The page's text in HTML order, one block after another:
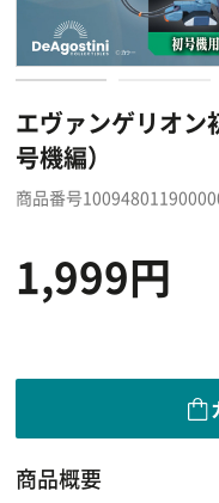
エヴァンゲリオ
号機編）
商品番号
1,999円
商品概要